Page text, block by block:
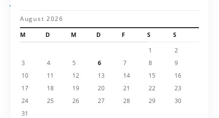
a
August 2026
M
D M D F S
S
1
2
3
4 5 6 7 8
9
10
11 12 13 14 15
16
17
18 19 20 21 22
23
24
25 26 27 28 29
30
31